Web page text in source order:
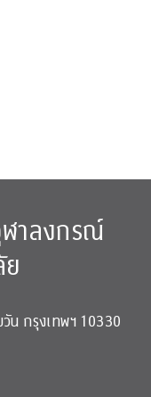
าลงกรณ์
น กรุงเทพฯ 10330